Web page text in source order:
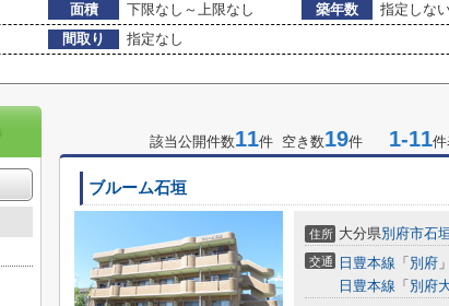
面積 下限なし～上限なし 築年数
指定しな
間取り
指定なし
該当公開件数11件 空き数19件 1-11
ブルーム石垣
住所 大分県別府市石
交通 日豊本線 「 別府
日豊本線 「 別府